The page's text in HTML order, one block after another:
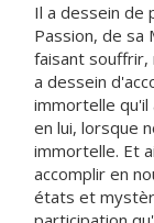
Il a dessein de
Passion, de sa
faisant souffrir,
a dessein
immortelle qu'il
en lui, lorsque
immortelle. Et
accomplir en
états et